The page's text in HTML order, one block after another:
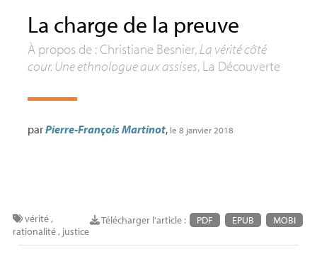
La charge de la preuve
À propos de : Christiane Besnier, La vérité côté
cour. Une ethnologue aux assises, La Découverte
parPierre-François Martinot, le 8 janvier 2018
Télécharger l'article : PDF EPUB MOBI
vérité,
rationalité, justice